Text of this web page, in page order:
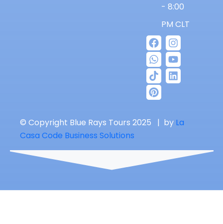
© Copyright Blue Rays Tours 2025 | by La
Casa Code Business Solutions
- 8:00
PM CLT